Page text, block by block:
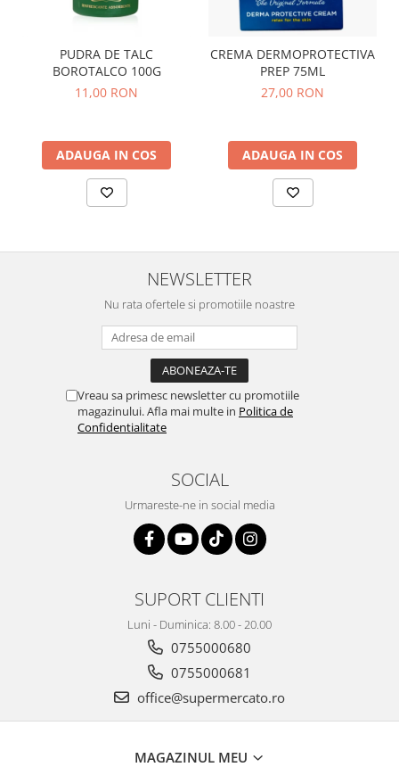
PUDRA DE TALC
BOROTALCO 100G
11,00 RON
ADAUGA IN COS
CREMA DERMOPROTECTIVA
PREP 75ML
27,00 RON
ADAUGA IN COS
NEWSLETTER
Nu rata ofertele si promotiile noastre
Vreau sa primesc newsletter cu promotiile
magazinului. Afla mai multe in Politica de
Confidentialitate
SOCIAL
Urmareste-ne in social media
SUPORT CLIENTI
Luni - Duminica: 8.00 - 20.00
0755000680
0755000681
office@supermercato.ro
MAGAZINUL MEU